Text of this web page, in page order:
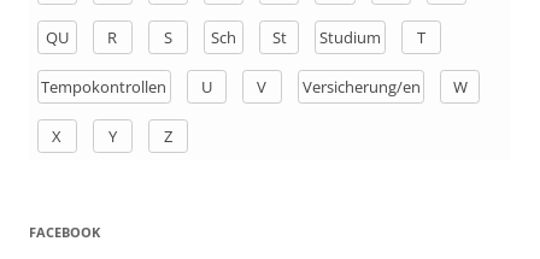
QU R S Sch St Studium T
Tempokontrollen U V Versicherung/en W
X Y Z
FACEBOOK